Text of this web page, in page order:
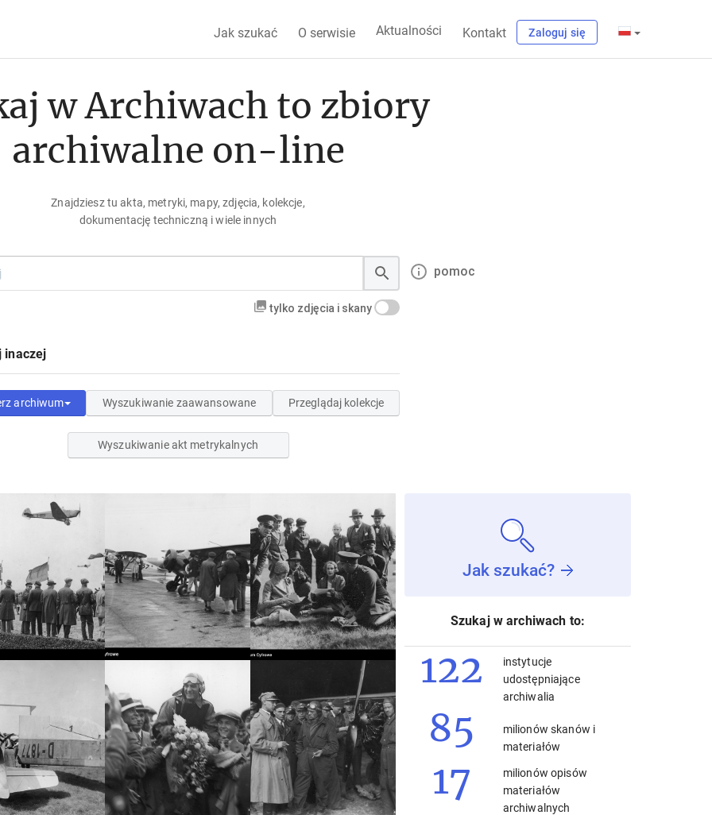
Jak szukać O serwisie Aktualności Kontakt Zaloguj się
w Archiwach to zbiory
archiwalne on-line
Znajdziesz tu akta, metryki, mapy, zdjęcia, kolekcje,
dokumentację techniczną i wiele innych
tylko zdjęcia i skany
pomoc
inaczej
archiwum Wyszukiwanie zaawansowane Przeglądaj kolekcje
Wyszukiwanie akt metrykalnych
Jak szukać?
Szukaj w archiwach to:
122
instytucje
udostępniające
archiwalia
85
milionów skanów i
materiałów
17
milionów opisów
materiałów
archiwalnych